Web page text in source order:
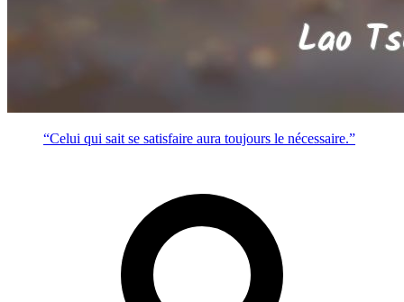
“Celui qui sait se satisfaire aura toujours le nécessaire.”